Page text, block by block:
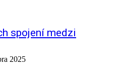
spojení medzi
2025